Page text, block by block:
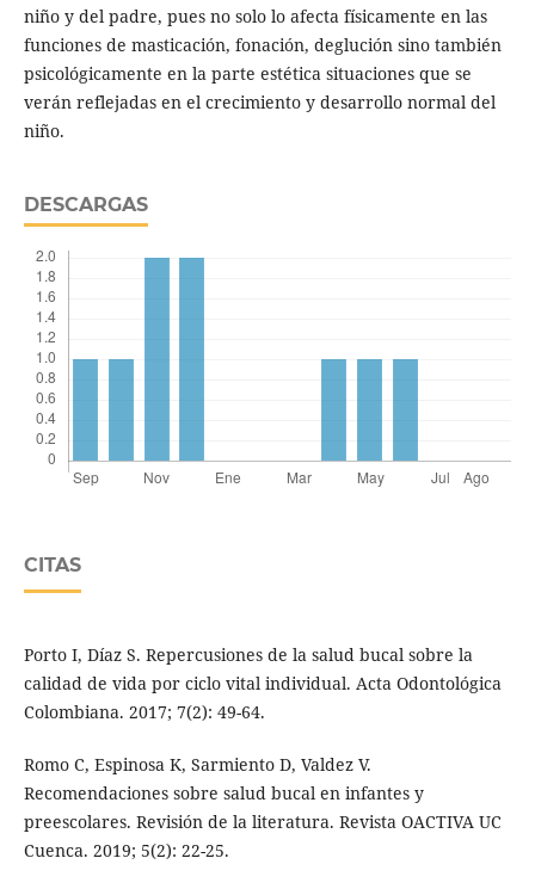
niño y del padre, pues no solo lo afecta físicamente en las
funciones de masticación, fonación, deglución sino también
psicológicamente en la parte estética situaciones que se
verán reflejadas en el crecimiento y desarrollo normal del
niño.
DESCARGAS
CITAS
Porto I, Díaz S. Repercusiones de la salud bucal sobre la
calidad de vida por ciclo vital individual. Acta Odontológica
Colombiana. 2017; 7(2): 49-64.
Romo C, Espinosa K, Sarmiento D, Valdez V.
Recomendaciones sobre salud bucal en infantes y
preescolares. Revisión de la literatura. Revista OACTIVA UC
Cuenca. 2019; 5(2): 22-25.